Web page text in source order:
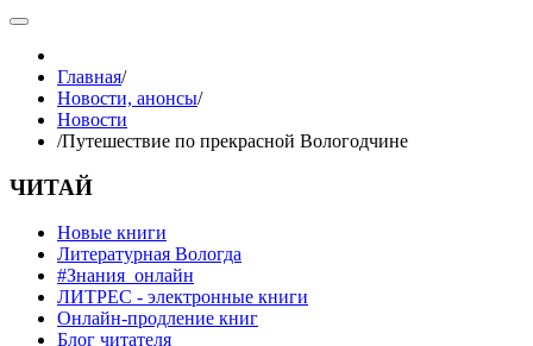
Главная/
Новости, анонсы/
Новости
/Путешествие по прекрасной Вологодчине
ЧИТАЙ
Новые книги
Литературная Вологда
#Знания_онлайн
ЛИТРЕС - электронные книги
Онлайн-продление книг
Блог читателя